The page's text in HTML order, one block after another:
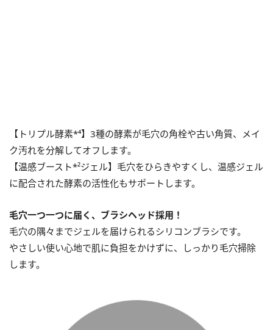
【トリプル酵素*⁴】3種の酵素が毛穴の角栓や古い角質、メイ
ク汚れを分解してオフします。
【温感ブースト*²ジェル】毛穴をひらきやすくし、温感ジェル
に配合された酵素の活性化もサポートします。
毛穴一つ一つに届く、ブラシヘッド採用！
毛穴の隅々までジェルを届けられるシリコンブラシです。
やさしい使い心地で肌に負担をかけずに、しっかり毛穴掃除
します。